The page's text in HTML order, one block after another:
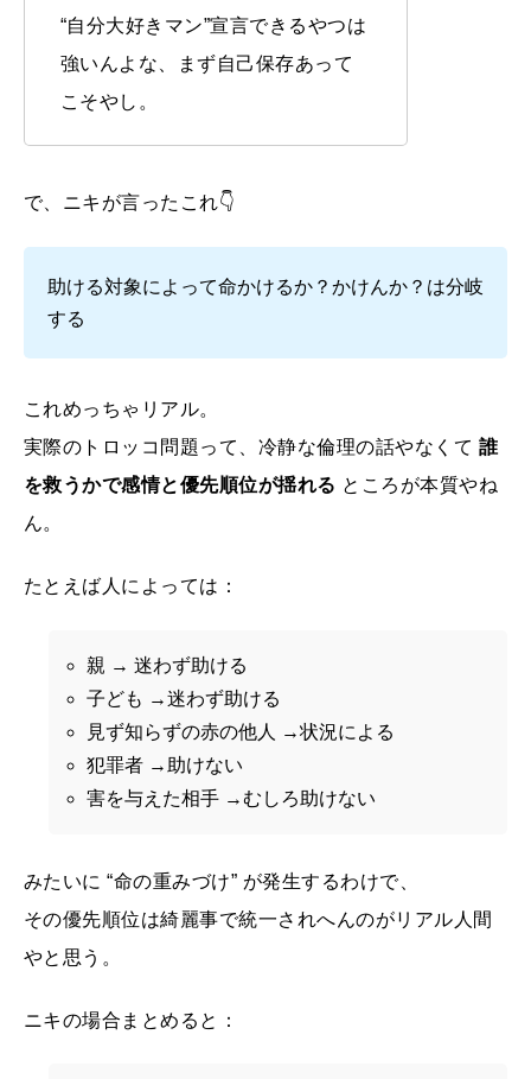
“自分大好きマン”宣言できるやつは
強いんよな、まず自己保存あって
こそやし。
で、ニキが言ったこれ👇
助ける対象によって命かけるか？かけんか？は分岐
する
これめっちゃリアル。
実際のトロッコ問題って、冷静な倫理の話やなくて 誰
を救うかで感情と優先順位が揺れる ところが本質やね
ん。
たとえば人によっては：
親 → 迷わず助ける
子ども →迷わず助ける
見ず知らずの赤の他人 →状況による
犯罪者 →助けない
害を与えた相手 →むしろ助けない
みたいに “命の重みづけ” が発生するわけで、
その優先順位は綺麗事で統一されへんのがリアル人間
やと思う。
ニキの場合まとめると：